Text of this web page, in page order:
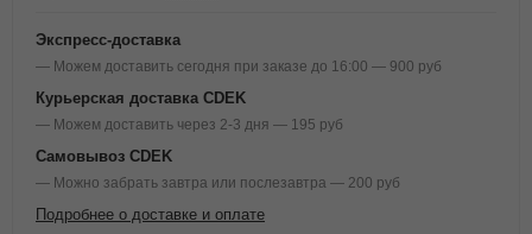
Экспресс-доставка
— Можем доставить сегодня при заказе до 16:00 — 900 руб
Курьерская доставка CDEK
— Можем доставить через 2-3 дня — 195 руб
Самовывоз CDEK
— Можно забрать завтра или послезавтра — 200 руб
Подробнее о доставке и оплате